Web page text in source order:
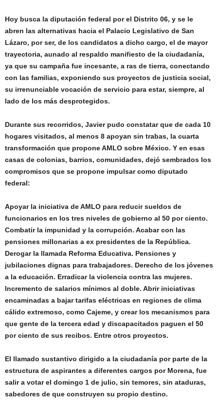
Hoy busca la diputación federal por el Distrito 06, y se le
abren las alternativas hacia el Palacio Legislativo de San
Lázaro, por ser, de los candidatos a dicho cargo, el de mayor
trayectoria, aunado al respaldo manifiesto de la ciudadanía,
ya que su campaña fue incesante, a ras de tierra, conectando
con las familias, exponiendo sus proyectos de justicia social,
su irrenunciable vocación de servicio para estar, siempre, al
lado de los más desprotegidos.
Durante sus recorridos, Javier pudo constatar que de cada 10
hogares visitados, al menos 8 apoyan sin trabas, la cuarta
transformación que propone AMLO sobre México. Y en esas
casas de colonias, barrios, comunidades, dejó sembrados los
compromisos que se propone impulsar como diputado
federal:
Apoyar la iniciativa de AMLO para reducir sueldos de
funcionarios en los tres niveles de gobierno al 50 por ciento.
Combatir la impunidad y la corrupción. Acabar con las
pensiones millonarias a ex presidentes de la República.
Derogar la llamada Reforma Educativa. Pensiones y
jubilaciones dignas para trabajadores. Derecho de los jóvenes
a la educación. Erradicar la violencia contra las mujeres.
Incremento de salarios mínimos al doble. Abrir iniciativas
encaminadas a bajar tarifas eléctricas en regiones de clima
cálido extremoso, como Cajeme, y crear los mecanismos para
que gente de la tercera edad y discapacitados paguen el 50
por ciento de sus recibos. Entre otros proyectos.
El llamado sustantivo dirigido a la ciudadanía por parte de la
estructura de aspirantes a diferentes cargos por Morena, fue
salir a votar el domingo 1 de julio, sin temores, sin ataduras,
sabedores de que construyen su propio destino.